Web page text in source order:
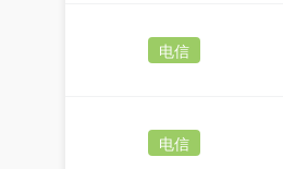
电信
电信